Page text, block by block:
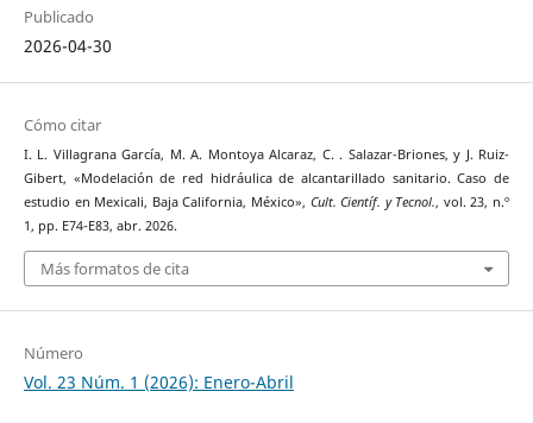
Publicado
2026-04-30
Cómo citar
I. L. Villagrana García, M. A. Montoya Alcaraz, C. . Salazar-Briones, y J. Ruiz-
Gibert, «Modelación de red hidráulica de alcantarillado sanitario. Caso de
estudio en Mexicali, Baja California, México», Cult. Científ. y Tecnol., vol. 23, n.º
1, pp. E74-E83, abr. 2026.
Más formatos de cita
Número
Vol. 23 Núm. 1 (2026): Enero-Abril